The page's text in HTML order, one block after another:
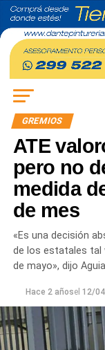
GREMIOS
ATE
pero no
medida
de mes
«Es una decisión
de los estatales tal
de mayo», dijo
Hace 2 añosel 12/